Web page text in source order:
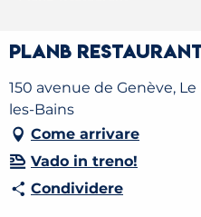
PlanB
150 avenue de Genève,
les-Bains
Come arrivare
Vado in treno!
Condividere